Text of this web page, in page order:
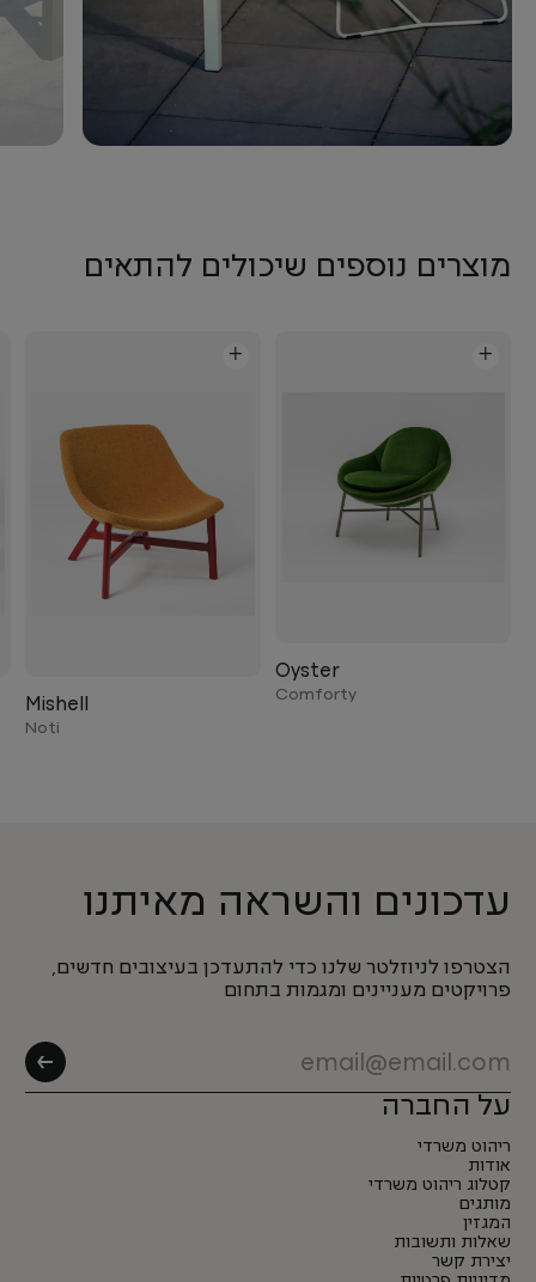
מוצרים נוספים שיכולים להתאים
+
Oyster
Comforty
+
Mishell
Noti
עדכונים והשראה מאיתנו
הצטרפו לניוזלטר שלנו כדי להתעדכן בעיצובים חדשים,
פרויקטים מעניינים ומגמות בתחום
על החברה
ריהוט משרדי
אודות
קטלוג ריהוט משרדי
מותגים
המגזין
שאלות ותשובות
יצירת קשר